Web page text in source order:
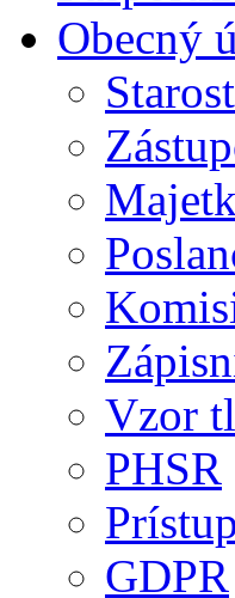
Obecný
Vzor
PHSR
GDPR